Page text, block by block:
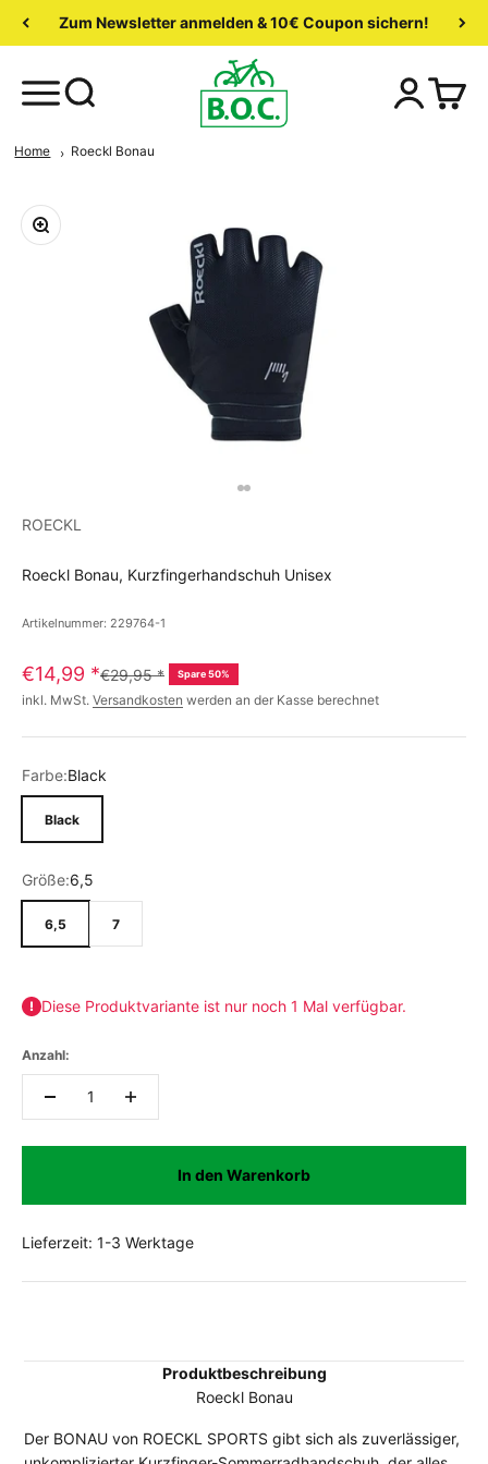
Zum Newsletter anmelden & 10€ Coupon sichern!
Home Roeckl Bonau
ROECKL
Roeckl Bonau, Kurzfingerhandschuh Unisex
Artikelnummer: 229764-1
€14,99 *€29,95* Spare 50%
inkl. MwSt. Versandkosten werden an der Kasse berechnet
Farbe:Black
Black
Größe:6,5
6,5 7
Diese Produktvariante ist nur noch 1 Mal verfügbar.
Anzahl:
In den Warenkorb
Lieferzeit: 1-3 Werktage
Produktbeschreibung
Roeckl Bonau
Der BONAU von ROECKL SPORTS gibt sich als zuverlässiger,